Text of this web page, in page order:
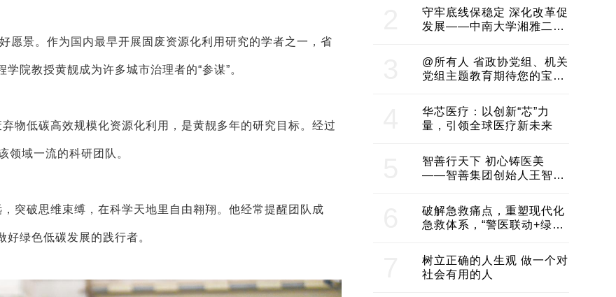
愿景。作为国内最早开展固废资源化利用研究的学者之一，省
院教授黄靓成为许多城市治理者的“参谋”。
物低碳高效规模化资源化利用，是黄靓多年的研究目标。经过
领域一流的科研团队。
突破思维束缚，在科学天地里自由翱翔。他经常提醒团队成
绿色低碳发展的践行者。
守牢底线保稳定 深化改革促
发展——中南大学湘雅二医
@所有人 省政协党组、机关
党组主题教育期待您的宝贵
华芯医疗：以创新“芯”力
量，引领全球医疗新未来
智善行天下 初心铸医美
——智善集团创始人王智带
建医美产业良性生态圈
破解急救痛点，重塑现代化
急救体系，“警医联动+绿波
树立正确的人生观 做一个对
社会有用的人